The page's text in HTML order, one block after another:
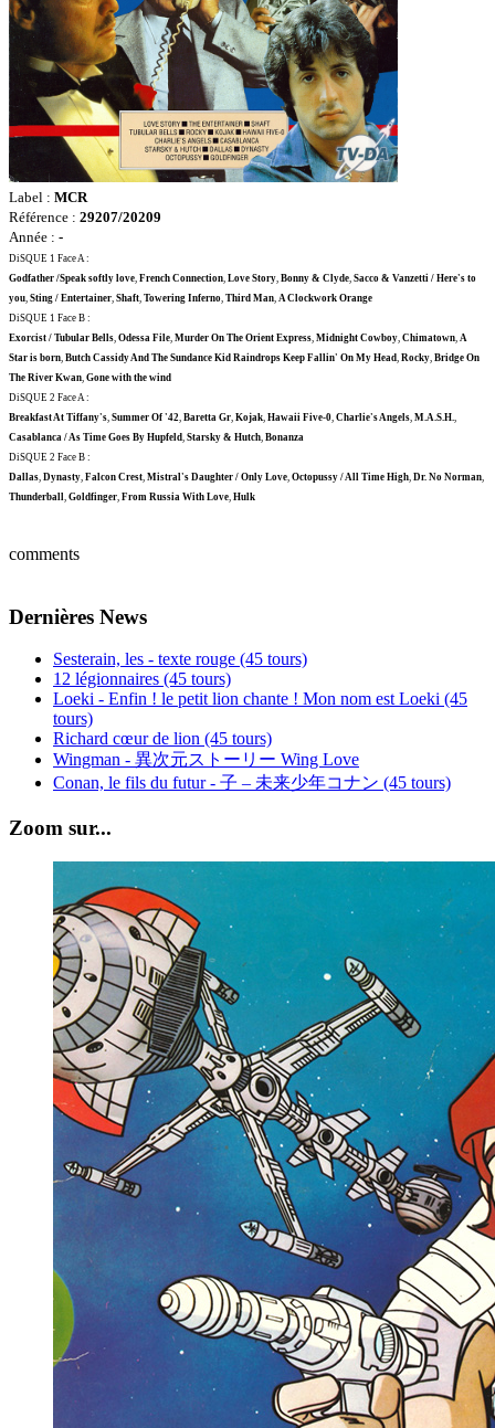
Label : MCR
Référence : 29207/20209
Année : -
DiSQUE 1 Face A :
Godfather /Speak softly love French Connection Love Story Bonny & Clyde Sacco & Vanzetti / Here's to
you Sting / Entertainer Shaft Towering Inferno Third Man A Clockwork Orange
DiSQUE 1 Face B :
Exorcist / Tubular Bells Odessa File Murder On The Orient Express Midnight Cowboy Chimatown A
Star is born Butch Cassidy And The Sundance Kid Raindrops Keep Fallin' On My Head Rocky Bridge On
The River Kwan Gone with the wind
DiSQUE 2 Face A :
Breakfast At Tiffany's Summer Of '42 Baretta Gr Kojak Hawaii Five-0 Charlie's Angels M.A.S.H.
Casablanca / As Time Goes By Hupfeld Starsky & Hutch Bonanza
DiSQUE 2 Face B :
Dallas Dynasty Falcon Crest Mistral's Daughter / Only Love Octopussy / All Time High Dr. No Norman
Thunderball Goldfinger From Russia With Love Hulk
comments
Dernières News
Sesterain, les - texte rouge (45 tours)
12 légionnaires (45 tours)
Loeki - Enfin ! le petit lion chante ! Mon nom est Loeki (45
tours)
Richard cœur de lion (45 tours)
Wingman - 異次元ストーリー Wing Love
Conan, le fils du futur - 子 – 未来少年コナン (45 tours)
Zoom sur...